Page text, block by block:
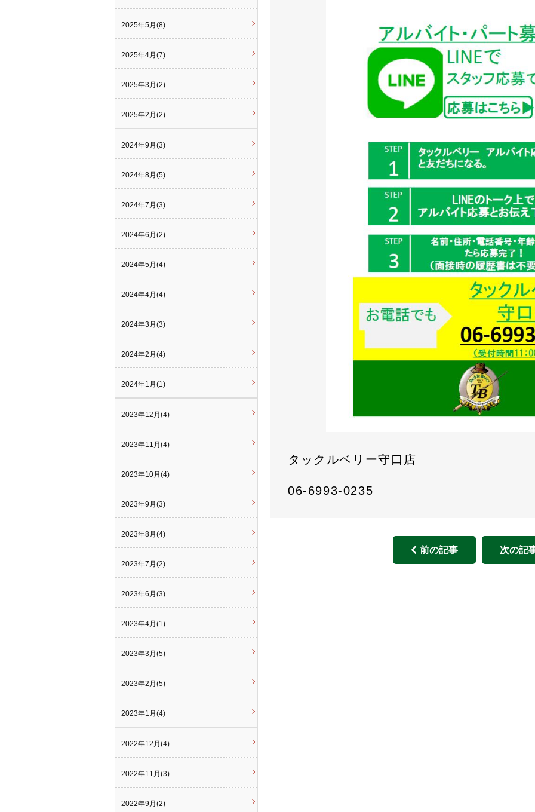
タックルベリー守口店
06-6993-0235
前の記事 次の記
2025年5月(8)
2025年4月(7)
2025年3月(2)
2025年2月(2)
2024年9月(3)
2024年8月(5)
2024年7月(3)
2024年6月(2)
2024年5月(4)
2024年4月(4)
2024年3月(3)
2024年2月(4)
2024年1月(1)
2023年12月(4)
2023年11月(4)
2023年10月(4)
2023年9月(3)
2023年8月(4)
2023年7月(2)
2023年6月(3)
2023年4月(1)
2023年3月(5)
2023年2月(5)
2023年1月(4)
2022年12月(4)
2022年11月(3)
2022年9月(2)